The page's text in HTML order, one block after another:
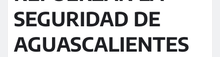
SEGURIDAD DE
AGUASCALIENTES